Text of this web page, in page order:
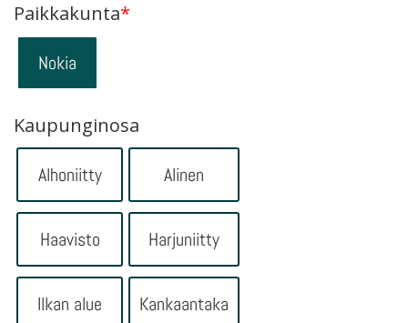
Paikkakunta*
Nokia
Kaupunginosa
Alhoniitty Alinen
Haavisto Harjuniitty
Ilkan alue Kankaantaka